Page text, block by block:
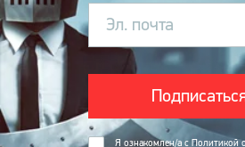
Эл. почта
Я ознакомлен/а с Политикой